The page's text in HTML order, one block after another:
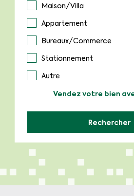
Maison/Villa
Appartement
Bureaux/Commerce
Stationnement
Autre
Vendez votre bien
Rechercher